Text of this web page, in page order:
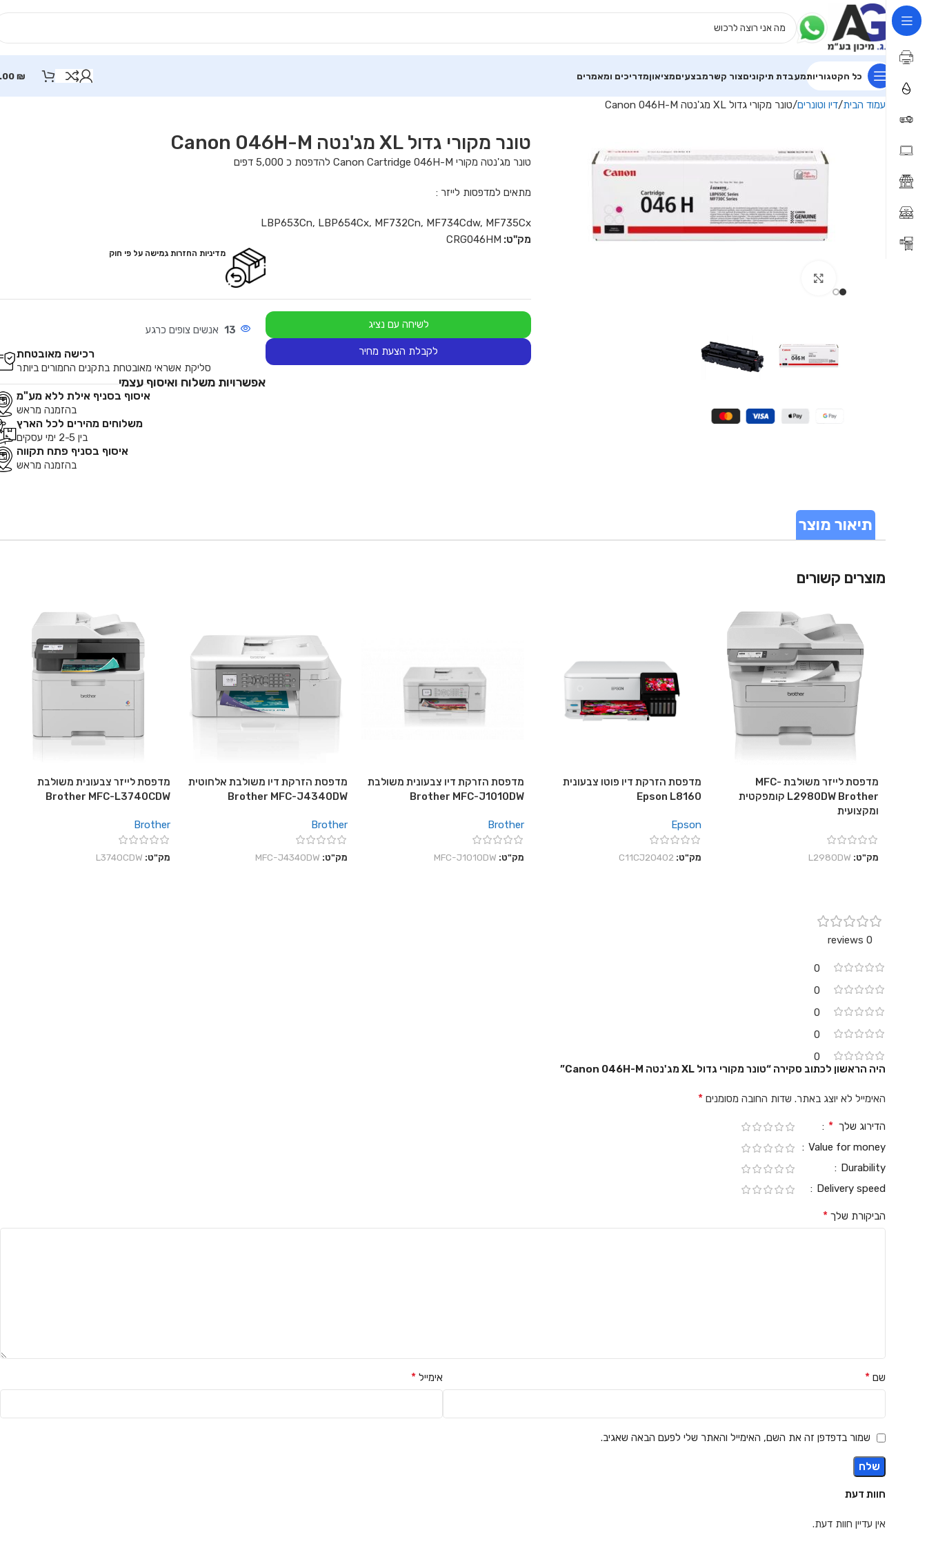
כל הקטגוריותמעבדת תיקוניםצור קשרמבצעיםמציאוןמדריכים ומאמרים ₪
עמוד הבית דיו וטונרים טונר מקורי גדול XL מג'נטה Canon 046H-M
טונר מקורי גדול XL מג'נטה Canon 046H-M
טונר מג'נטה מקורי Canon Cartridge 046H-M להדפסת כ 5,000 דפים
מתאים למדפסות לייזר :
LBP653Cn, LBP654Cx, MF732Cn, MF734Cdw, MF735Cx
מק"ט: CRG046HM
מדיניות החזרות גמישה על פי חוק
לשיחה עם נציג
לקבלת הצעת מחיר
13 אנשים צופים כרגע
רכישה מאובטחת
סליקת אשראי מאובטחת בתקנים החמורים ביותר
אפשרויות משלוח ואיסוף עצמי
איסוף בסניף אילת ללא מע"מ
בהזמנה מראש
משלוחים מהירים לכל הארץ
בין 2-5 ימי עסקים
איסוף בסניף פתח תקווה
בהזמנה מראש
תיאור מוצר
מוצרים קשורים
מדפסת לייזר משולבת MFC-
L2980DW Brother קומפקטית
ומקצועית
מק"ט: L2980DW
מדפסת הזרקת דיו פוטו צבעונית
Epson L8160
Epson
מק"ט: C11CJ20402
מדפסת הזרקת דיו צבעונית משולבת
Brother MFC-J1010DW
Brother
מק"ט: MFC-J1010DW
מדפסת הזרקת דיו משולבת אלחוטית
Brother MFC-J4340DW
Brother
מק"ט: ‎MFC-J4340DW
מדפסת לייזר צבעונית משולבת
Brother MFC-L3740CDW
Brother
מק"ט: L3740CDW
0 reviews
0
0
0
0
0
חוות דעת
אין עדיין חוות דעת.
היה הראשון לכתוב סקירה “טונר מקורי גדול XL מג'נטה Canon 046H-M”
האימייל לא יוצג באתר. שדות החובה מסומנים *
הדירוג שלך *
Value for money
Durability
Delivery speed
הביקורת שלך *
שם * אימייל *
שמור בדפדפן זה את השם, האימייל והאתר שלי לפעם הבאה שאגיב.